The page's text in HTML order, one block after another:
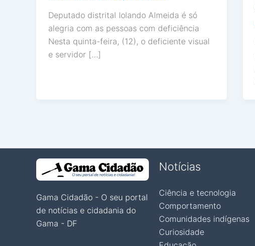
Deputado distrital Iolando Almeida é só
alegria com as pessoas com deficiência
Nesta quinta-feira, (12), o deficiente visual
e servidor […]
Gama Cidadão - O seu portal
de notícias e cidadania do
Gama - DF
Notícias
Ciência e tecnologia
Comportamento
Comunidades indígenas
Curiosidade